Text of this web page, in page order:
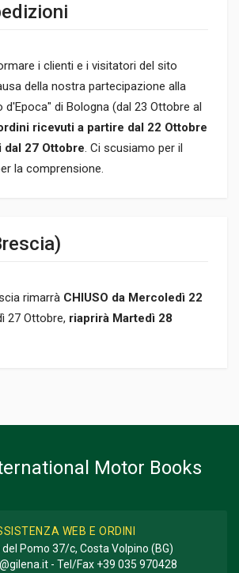
i clienti e i visitatori del sito
della nostra partecipazione alla
d'Epoca" di Bologna (dal 23 Ottobre al
ricevuti a partire dal 22 Ottobre
dal 27 Ottobre. Ci scusiamo per il
la comprensione.
rimarrà CHIUSO da Mercoledì 22
27 Ottobre, riaprirà Martedì 28
Motor Books
WEB E ORDINI
Pomo 37/c, Costa Volpino (BG)
- Tel/Fax +39 035 970428